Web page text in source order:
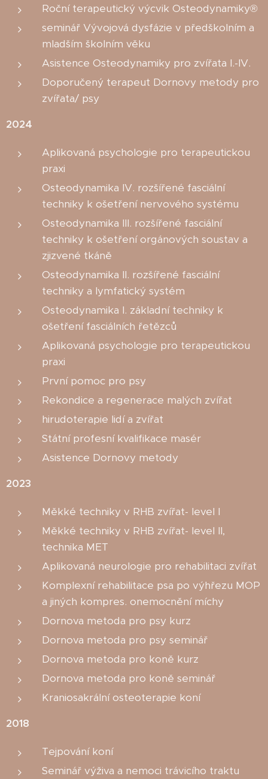
Roční terapeutický výcvik Osteodynamiky®
seminář Vývojová dysfázie v předškolním a
mladším školním věku
Asistence Osteodynamiky pro zvířata I.-IV.
Doporučený terapeut Dornovy metody pro
zvířata/ psy
2024
Aplikovaná psychologie pro terapeutickou
praxi
Osteodynamika IV. rozšířené fasciální
techniky k ošetření nervového systému
Osteodynamika III. rozšířené fasciální
techniky k ošetření orgánových soustav a
zjizvené tkáně
Osteodynamika II. rozšířené fasciální
techniky a lymfatický systém
Osteodynamika I. základní techniky k
ošetření fasciálních řetězců
Aplikovaná psychologie pro terapeutickou
praxi
První pomoc pro psy
Rekondice a regenerace malých zvířat
hirudoterapie lidí a zvířat
Státní profesní kvalifikace masér
Asistence Dornovy metody
2023
Měkké techniky v RHB zvířat- level I
Měkké techniky v RHB zvířat- level II,
technika MET
Aplikovaná neurologie pro rehabilitaci zvířat
Komplexní rehabilitace psa po výhřezu MOP
a jiných kompres. onemocnění míchy
Dornova metoda pro psy kurz
Dornova metoda pro psy seminář
Dornova metoda pro koně kurz
Dornova metoda pro koně seminář
Kraniosakrální osteoterapie koní
2018
Tejpování koní
Seminář výživa a nemoci trávicího traktu